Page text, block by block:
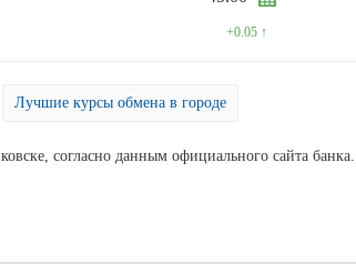
+0.05 ↑
Лучшие курсы обмена в городе
согласно данным официального сайта банка.